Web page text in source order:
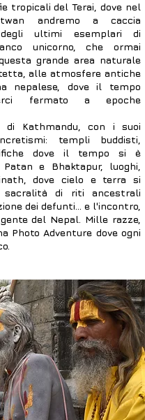
tropicali del Terai, dove nel
andremo a caccia
degli ultimi esemplari di
unicorno, che ormai
grande area naturale
alle atmosfere antiche
nepalese, dove il tempo
fermato a epoche
Kathmandu, con i suoi
templi buddisti,
dove il tempo si è
e Bhaktapur, luoghi,
dove cielo e terra si
sacralità di riti ancestrali
dei defunti... e l'incontro,
del Nepal. Mille razze,
Photo Adventure dove ogni